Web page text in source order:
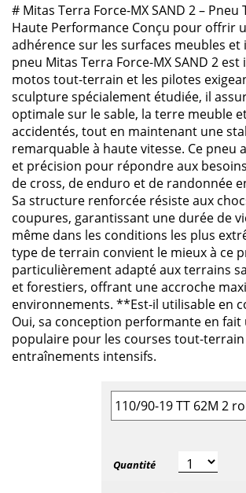
# Mitas Terra Force-MX SAND 2 –
Haute Performance Conçu pour offrir
adhérence sur les surfaces meubles et
pneu Mitas Terra Force-MX SAND 2
motos tout-terrain et les pilotes
sculpture spécialement étudiée, il
optimale sur le sable, la terre meuble
accidentés, tout en maintenant une
remarquable à haute vitesse. Ce pneu
et précision pour répondre aux
de cross, de enduro et de randonnée
Sa structure renforcée résiste aux
coupures, garantissant une durée de
même dans les conditions les plus
type de terrain convient le mieux à ce
particulièrement adapté aux terrains
et forestiers, offrant une accroche
environnements. **Est-il utilisable en
Oui, sa conception performante en fait
populaire pour les courses tout-terrain
entraînements intensifs.
Sélectionner la taille
Quantité